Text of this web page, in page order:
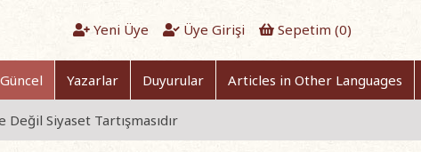
Yeni Üye Üye Girişi Sepetim (0)
Güncel Yazarlar Duyurular Articles in Other Languages
Siyaset Tartışmasıdır